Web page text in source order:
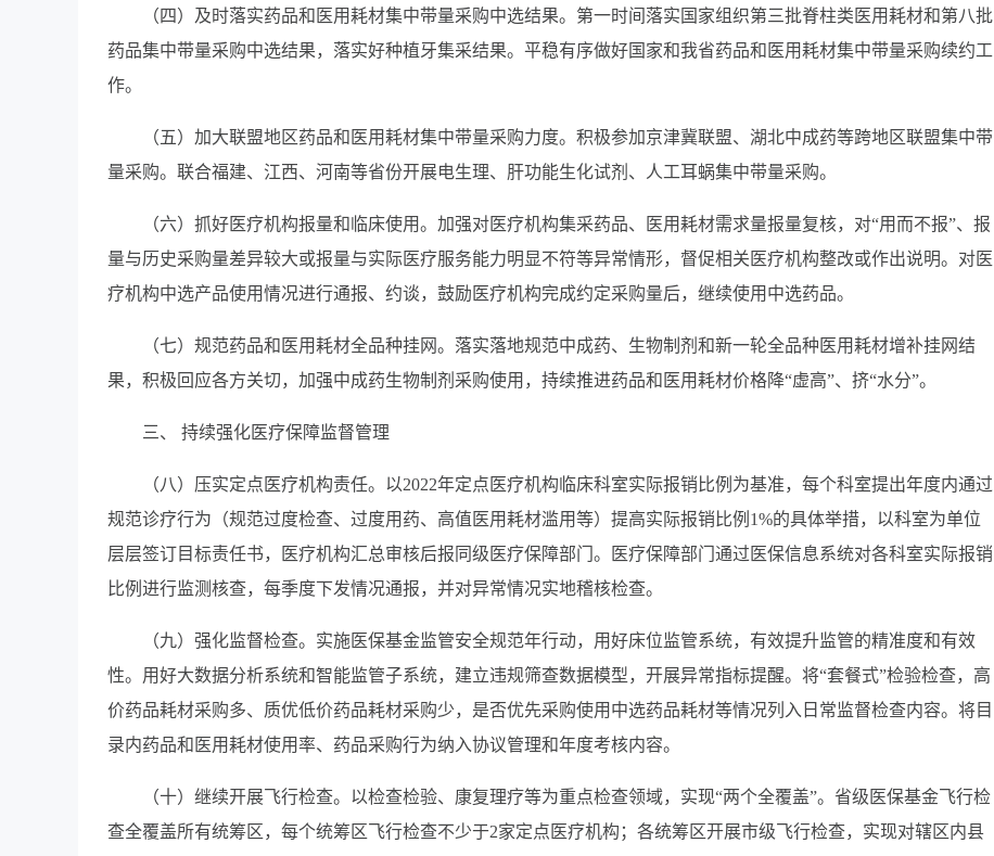
（四）及时落实药品和医用耗材集中带量采购中选结果。第一时间落实国家组织第三批脊柱类医用耗材和第八批
药品集中带量采购中选结果，落实好种植牙集采结果。平稳有序做好国家和我省药品和医用耗材集中带量采购续约工
作。
（五）加大联盟地区药品和医用耗材集中带量采购力度。积极参加京津冀联盟、湖北中成药等跨地区联盟集中带
量采购。联合福建、江西、河南等省份开展电生理、肝功能生化试剂、人工耳蜗集中带量采购。
（六）抓好医疗机构报量和临床使用。加强对医疗机构集采药品、医用耗材需求量报量复核，对“用而不报”、报
量与历史采购量差异较大或报量与实际医疗服务能力明显不符等异常情形，督促相关医疗机构整改或作出说明。对医
疗机构中选产品使用情况进行通报、约谈，鼓励医疗机构完成约定采购量后，继续使用中选药品。
（七）规范药品和医用耗材全品种挂网。落实落地规范中成药、生物制剂和新一轮全品种医用耗材增补挂网结
果，积极回应各方关切，加强中成药生物制剂采购使用，持续推进药品和医用耗材价格降“虚高”、挤“水分”。
三、 持续强化医疗保障监督管理
（八）压实定点医疗机构责任。以2022年定点医疗机构临床科室实际报销比例为基准，每个科室提出年度内通过
规范诊疗行为（规范过度检查、过度用药、高值医用耗材滥用等）提高实际报销比例1%的具体举措，以科室为单位
层层签订目标责任书，医疗机构汇总审核后报同级医疗保障部门。医疗保障部门通过医保信息系统对各科室实际报销
比例进行监测核查，每季度下发情况通报，并对异常情况实地稽核检查。
（九）强化监督检查。实施医保基金监管安全规范年行动，用好床位监管系统，有效提升监管的精准度和有效
性。用好大数据分析系统和智能监管子系统，建立违规筛查数据模型，开展异常指标提醒。将“套餐式”检验检查，高
价药品耗材采购多、质优低价药品耗材采购少，是否优先采购使用中选药品耗材等情况列入日常监督检查内容。将目
录内药品和医用耗材使用率、药品采购行为纳入协议管理和年度考核内容。
（十）继续开展飞行检查。以检查检验、康复理疗等为重点检查领域，实现“两个全覆盖”。省级医保基金飞行检
查全覆盖所有统筹区，每个统筹区飞行检查不少于2家定点医疗机构；各统筹区开展市级飞行检查，实现对辖区内县